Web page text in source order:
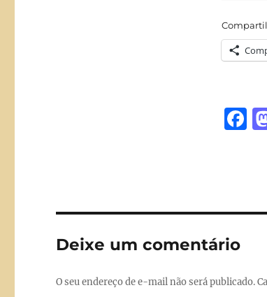
F
b
k
Deixe um comentário
O seu endereço de e-mail não será publicado.